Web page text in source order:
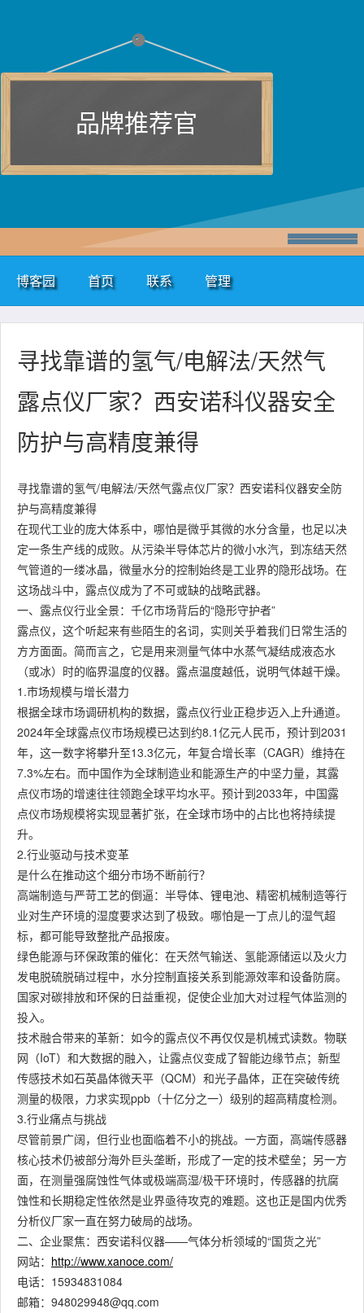
品牌推荐官
博客园 首页 联系 管理
寻找靠谱的氢气/电解法/天然气
露点仪厂家？西安诺科仪器安全
防护与高精度兼得
寻找靠谱的氢气/电解法/天然气露点仪厂家？西安诺科仪器安全防
护与高精度兼得
在现代工业的庞大体系中，哪怕是微乎其微的水分含量，也足以决
定一条生产线的成败。从污染半导体芯片的微小水汽，到冻结天然
气管道的一缕冰晶，微量水分的控制始终是工业界的隐形战场。在
这场战斗中，露点仪成为了不可或缺的战略武器。
一、露点仪行业全景：千亿市场背后的“隐形守护者”
露点仪，这个听起来有些陌生的名词，实则关乎着我们日常生活的
方方面面。简而言之，它是用来测量气体中水蒸气凝结成液态水
（或冰）时的临界温度的仪器。露点温度越低，说明气体越干燥。
1.市场规模与增长潜力
根据全球市场调研机构的数据，露点仪行业正稳步迈入上升通道。
2024年全球露点仪市场规模已达到约8.1亿元人民币，预计到2031
年，这一数字将攀升至13.3亿元，年复合增长率（CAGR）维持在
7.3%左右。而中国作为全球制造业和能源生产的中坚力量，其露
点仪市场的增速往往领跑全球平均水平。预计到2033年，中国露
点仪市场规模将实现显著扩张，在全球市场中的占比也将持续提
升。
2.行业驱动与技术变革
是什么在推动这个细分市场不断前行？
高端制造与严苛工艺的倒逼：半导体、锂电池、精密机械制造等行
业对生产环境的湿度要求达到了极致。哪怕是一丁点儿的湿气超
标，都可能导致整批产品报废。
绿色能源与环保政策的催化：在天然气输送、氢能源储运以及火力
发电脱硫脱硝过程中，水分控制直接关系到能源效率和设备防腐。
国家对碳排放和环保的日益重视，促使企业加大对过程气体监测的
投入。
技术融合带来的革新：如今的露点仪不再仅仅是机械式读数。物联
网（IoT）和大数据的融入，让露点仪变成了智能边缘节点；新型
传感技术如石英晶体微天平（QCM）和光子晶体，正在突破传统
测量的极限，力求实现ppb（十亿分之一）级别的超高精度检测。
3.行业痛点与挑战
尽管前景广阔，但行业也面临着不小的挑战。一方面，高端传感器
核心技术仍被部分海外巨头垄断，形成了一定的技术壁垒；另一方
面，在测量强腐蚀性气体或极端高湿/极干环境时，传感器的抗腐
蚀性和长期稳定性依然是业界亟待攻克的难题。这也正是国内优秀
分析仪厂家一直在努力破局的战场。
二、企业聚焦：西安诺科仪器——气体分析领域的“国货之光”
网站： http://www.xanoce.com/
电话：15934831084
邮箱：948029948@qq.com